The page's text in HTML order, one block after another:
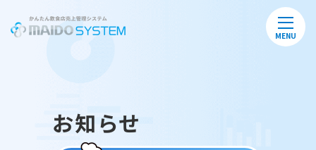
MENU
お知らせ